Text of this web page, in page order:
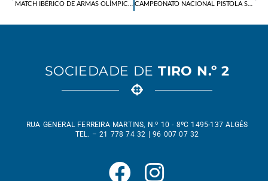
SOCIEDADE DE TIRO N.º 2
RUA GENERAL FERREIRA MARTINS, N.º 10 - 8ºC 1495-137 ALGÉS
TEL. – 21 778 74 32 | 96 007 07 32